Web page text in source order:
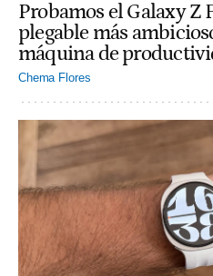
Probamos el Galaxy Z
plegable más
máquina de
Chema Flores